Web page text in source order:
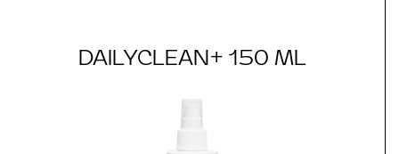
DAILYCLEAN+ 150 ML